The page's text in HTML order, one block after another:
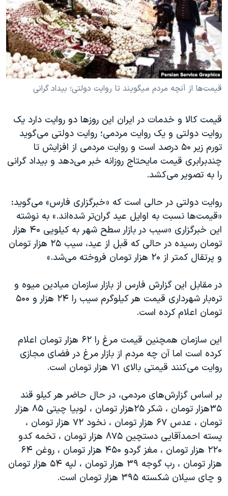
فرهنگ و زندگی
حقوق شهروندی
اقتصادی
علم و فناوری
اسرائیل در جنگ
آرشیو پخش زنده
مستندها
انتخابات ریاست جمهوری آمریکا ۲۰۲۴
حمله جمهوری اسلامی به اسرائیل
رمز مهسا
ورزش زنان در ایران
مجموعه مستندهای دادخواهی
تریبونال مردمی آبان ۹۸
دادگاه حمید نوری
چهل سال گروگان‌گیری
اعتراضات مردمی آبان ۹۸
اسرائیل در جنگ
نرگس محمدی برنده جایزه نوبل صلح
صفحه‌های ویژه
سفر پرزیدنت ترامپ به چین
دنبال کنید
زبانهای مختلف
قیمت‌ها از آنچه مردم میگویند تا روایت دولتی؛ بیداد گرانی
قیمت کالا و خدمات در ایران این روزها دو روایت دارد یک
روایت دولتی و یک روایت مردمی؛ روایت دولتی می‌گوید
تورم زیر ۵۰ درصد است و روایت مردمی از افزایش تا
چندبرابری قیمت مایحتاج روزانه خبر می‌دهد و بیداد گرانی
را به تصویر می‌کشد.
روایت دولتی در حالی است که «خبرگزاری فارس» می‌گوید:
«قیمت‌ها نسبت به اوایل عید گران‌تر شده‌اند.» به نوشته
این خبرگزاری «سیب در بازار سطح شهر به کیلویی ۴۰ هزار
تومان رسیده در حالی که قبل از عید، سیب ۲۵ هزار تومان
و پرتقال کمتر از ۲۰ هزار تومان فروخته می‌شد.»
در مقابل این گزارش فارس از بازار سازمان میادین میوه و
تره‌بار شهرداری قیمت هر کیلوگرم سیب را ۲۴ هزار و ۵۰۰
تومان اعلام کرده است.
این سازمان همچنین قیمت مرغ را ۶۲ هزار تومان اعلام
کرده است اما آن چه مردم از بازار مرغ در فضای مجازی
روایت می‌کنند قیمتی بالای ۷۱ هزار تومان است.
بر اساس گزارش‌های مردمی، در حال حاضر هر کیلو قند
۳۵هزار تومان ، ‏شکر ۲۵هزار تومان ، ‏لوبیا چیتی ۸۵ هزار
تومان ، ‏عدس ۶۷ هزار تومان ، نخود ۷۲ هزار تومان ،
‏پسته احمدآقایی دستچین ۸۷۵ هزار تومان ، تخمه کدو
۲۲۰ هزار تومان ، ‏مغز گردو ۴۵۰ هزار تومان ، روغن ۶۴
هزار تومان ، رب گوجه ۳۹ هزار تومان ، لپه ۵۴ هزار تومان
و ‏چای سیلان شکسته ۳۹۵ هزار تومان است.